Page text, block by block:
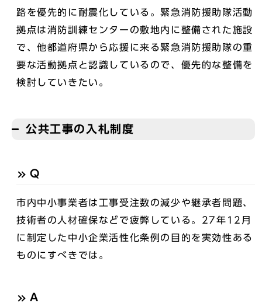
路を優先的に耐震化している。緊急消防援助隊活動
拠点は消防訓練センターの敷地内に整備された施設
で、他都道府県から応援に来る緊急消防援助隊の重
要な活動拠点と認識しているので、優先的な整備を
検討していきたい。
公共工事の入札制度
Q
市内中小事業者は工事受注数の減少や継承者問題、
技術者の人材確保などで疲弊している。27年12月
に制定した中小企業活性化条例の目的を実効性ある
ものにすべきでは。
A